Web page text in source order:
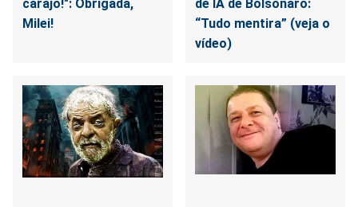
carajo!": Obrigada,
Milei!
de IA de Bolsonaro:
“Tudo mentira” (veja o
vídeo)